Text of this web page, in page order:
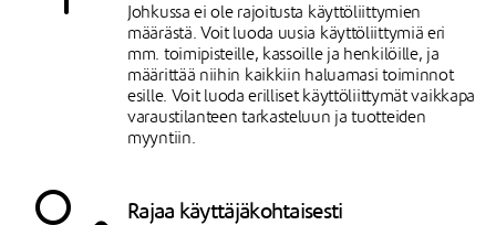
Johkussa ei ole rajoitusta käyttöliittymien
määrästä. Voit luoda uusia käyttöliittymiä eri
mm. toimipisteille, kassoille ja henkilöille, ja
määrittää niihin kaikkiin haluamasi toiminnot
esille. Voit luoda erilliset käyttöliittymät vaikkapa
varaustilanteen tarkasteluun ja tuotteiden
myyntiin.
Rajaa käyttäjäkohtaisesti